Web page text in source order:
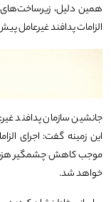
همین دلیل، زیرساخت‌های
الزامات پدافند غیرعامل
جانشین سازمان پدافند
این زمینه گفت: اجرای
موجب کاهش چشمگیر
خواهد شد.